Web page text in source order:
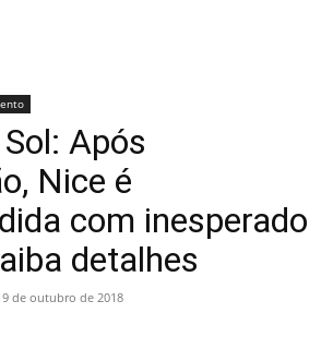
Após
Nice é
com inesperado
detalhes
de outubro de 2018